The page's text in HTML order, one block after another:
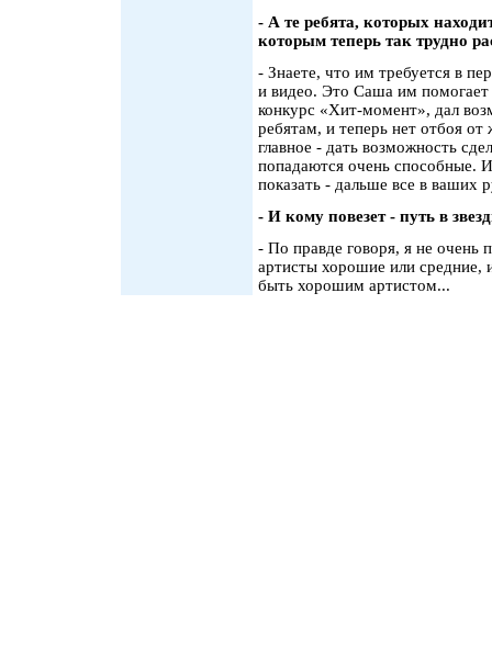
- А те ребята, которых
которым теперь так трудно
- Знаете, что им требуется в
и видео. Это Саша им помогает
конкурс «Хит-момент», дал
ребятам, и теперь нет отбоя
главное - дать возможность
попадаются очень способные. И
показать - дальше все в ваших
- И кому повезет - путь в
- По правде говоря, я не очень
артисты хорошие или средние,
быть хорошим артистом...